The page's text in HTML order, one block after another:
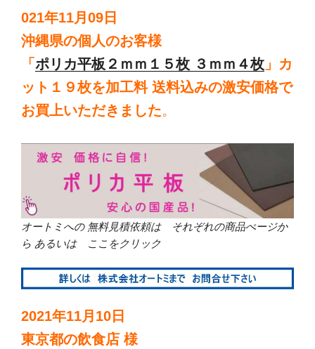
021年11月09日
沖縄県の個人のお客様
「 ポリカ平板２ｍｍ１５枚 ３ｍｍ４枚 」カ
ット１９枚を加工料 送料込みの激安価格で
お買上いただきました。
オートミへの 無料見積依頼は それぞれの商品ぺージか
ら あるいは ここをクリック
2021年11月10日
東京都の飲食店 様